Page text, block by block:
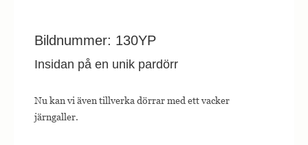
Bildnummer: 130YP
Insidan på en unik pardörr
Nu kan vi även tillverka dörrar med ett vacker
järngaller.